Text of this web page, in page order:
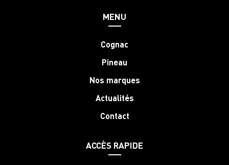
MENU
Cognac
Pineau
Nos marques
Actualités
Contact
ACCÈS RAPIDE